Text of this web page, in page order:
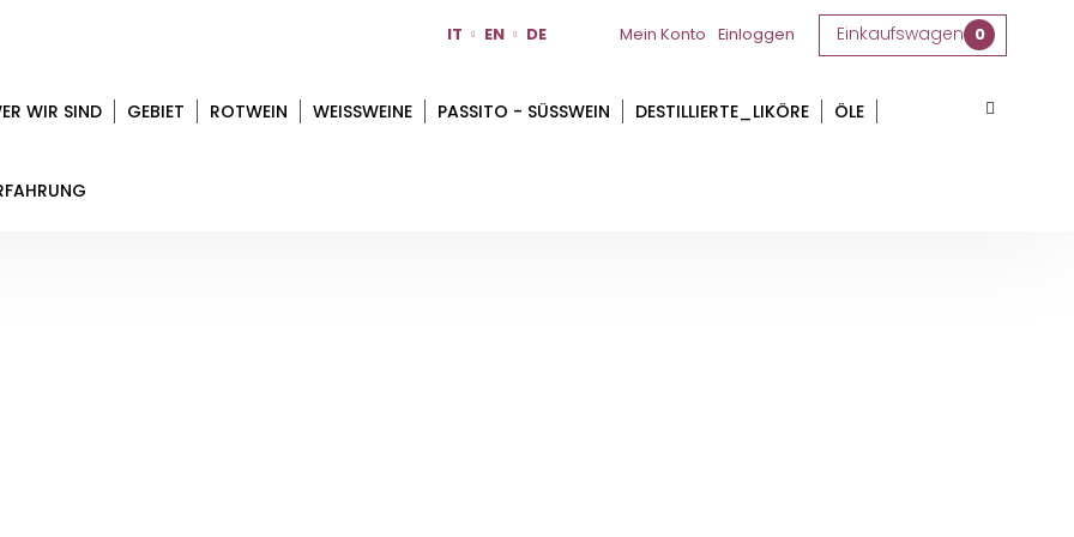
Mein Konto Einloggen Einkaufswagen 0
IT EN DE
WIR SIND GEBIET ROTWEIN WEISSWEINE PASSITO - SÜSSWEIN DESTILLIERTE_LIKÖRE ÖLE